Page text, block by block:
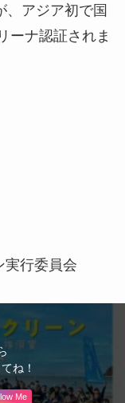
、アジア初で国
ーナ認証されま
実行委員会
ね！
Me